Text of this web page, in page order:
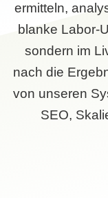
ermitteln,
blanke Labor-
sondern im
nach die
von unseren
SEO,